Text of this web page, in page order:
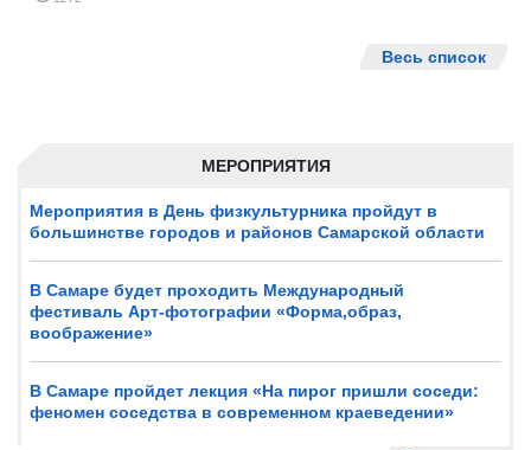
МЕРОПРИЯТИЯ
Мероприятия в День физкультурника пройдут в
большинстве городов и районов Самарской области
В Самаре будет проходить Международный
фестиваль Арт-фотографии «Форма,образ,
воображение»
В Самаре пройдет лекция «На пирог пришли соседи:
феномен соседства в современном краеведении»
Весь список